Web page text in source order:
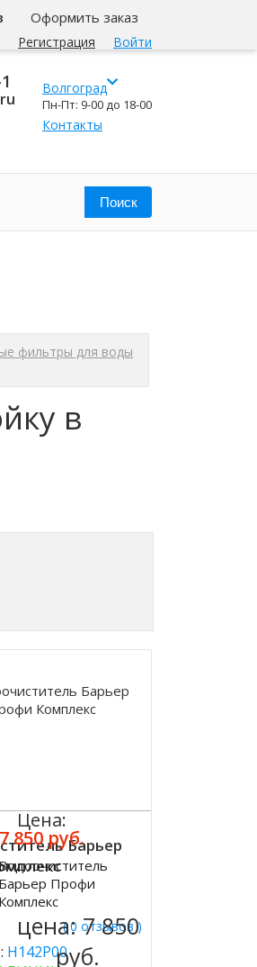
Регистрация Войти
Оформить заказ
Волгоград
Пн-Пт: 9-00 до 18-00
Контакты
фильтры для воды
в
Барьер
( 0 отзывов )
Н142Р00
Цена:
850 руб.
Барьер Профи
Комплекс
цена:7 850
руб.